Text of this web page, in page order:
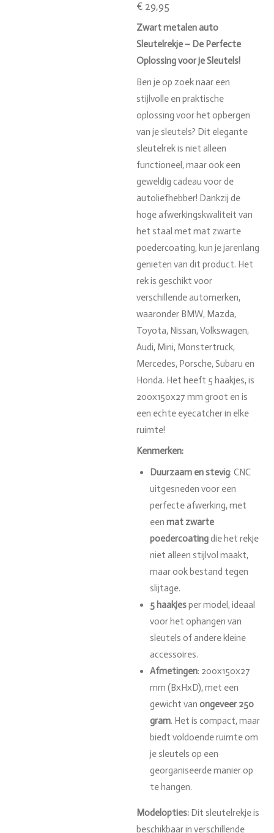
€ 29,95
Zwart metalen auto
Sleutelrekje – De Perfecte
Oplossing voor je Sleutels!
Ben je op zoek naar een
stijlvolle en praktische
oplossing voor het opbergen
van je sleutels? Dit elegante
sleutelrek is niet alleen
functioneel, maar ook een
geweldig cadeau voor de
autoliefhebber! Dankzij de
hoge afwerkingskwaliteit van
het staal met mat zwarte
poedercoating, kun je jarenlang
genieten van dit product. Het
rek is geschikt voor
verschillende automerken,
waaronder BMW, Mazda,
Toyota, Nissan, Volkswagen,
Audi, Mini, Monstertruck,
Mercedes, Porsche, Subaru en
Honda. Het heeft 5 haakjes, is
200x150x27 mm groot en is
een echte eyecatcher in elke
ruimte!
Kenmerken:
Duurzaam en stevig: CNC
uitgesneden voor een
perfecte afwerking, met
een mat zwarte
poedercoatingdie het rekje
niet alleen stijlvol maakt,
maar ook bestand tegen
slijtage.
5 haakjesper model, ideaal
voor het ophangen van
sleutels of andere kleine
accessoires.
Afmetingen: 200x150x27
mm (BxHxD), met een
gewicht van ongeveer 250
gram. Het is compact, maar
biedt voldoende ruimte om
je sleutels op een
georganiseerde manier op
te hangen.
Modelopties:Dit sleutelrekje is
beschikbaar in verschillende